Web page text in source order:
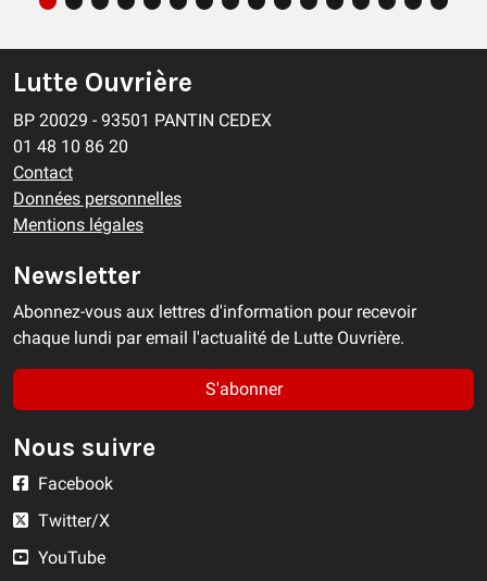
Lutte Ouvrière
BP 20029 - 93501 PANTIN CEDEX
01 48 10 86 20
Contact
Données personnelles
Mentions légales
Newsletter
Abonnez-vous aux lettres d'information pour recevoir
chaque lundi par email l'actualité de Lutte Ouvrière.
S'abonner
Nous suivre
Facebook
Twitter/X
YouTube